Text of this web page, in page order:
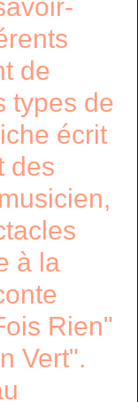
de
types de
écrit
des
à la
Rien"
Vert".